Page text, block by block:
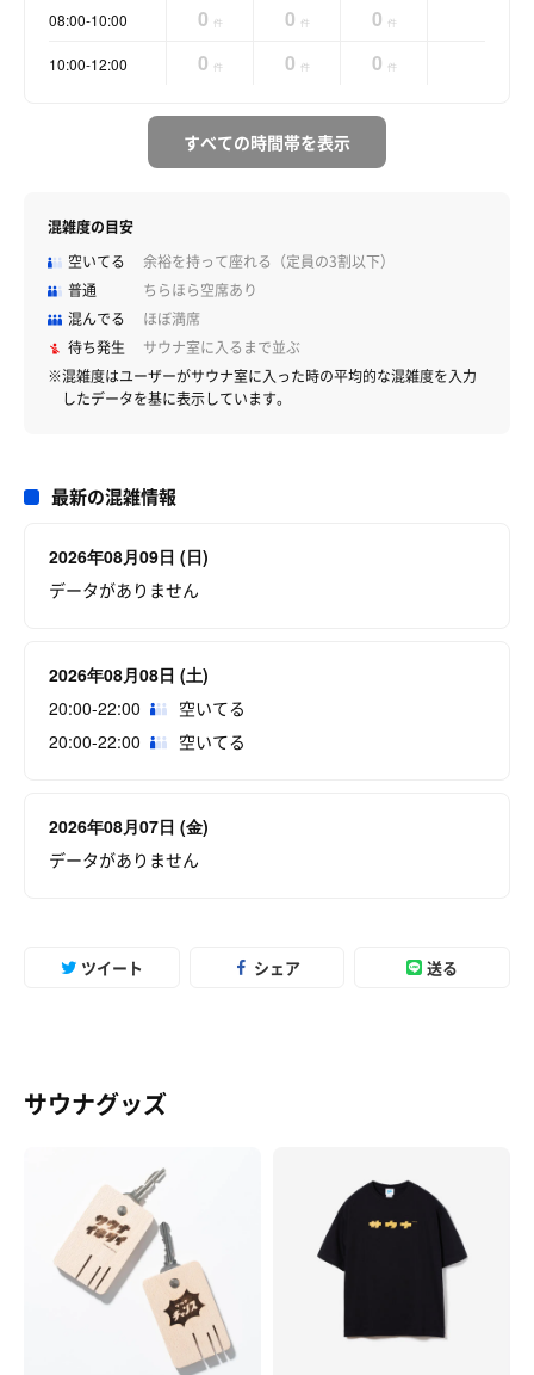
08:00-10:00 0 件 0 件 0 件
10:00-12:00 0 件 0 件 0 件
すべての時間帯を表示
混雑度の目安
空いてる
余裕を持って座れる（定員の3割以下）
普通
ちらほら空席あり
混んでる
ほぼ満席
待ち発生
サウナ室に入るまで並ぶ
※混雑度はユーザーがサウナ室に入った時の平均的な混雑度を入力
したデータを基に表示しています。
最新の混雑情報
2026年08月09日 (日)
データがありません
2026年08月08日 (土)
20:00-22:00
空いてる
20:00-22:00
空いてる
2026年08月07日 (金)
データがありません
ツイート シェア 送る
サウナグッズ